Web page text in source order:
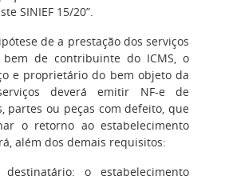
SINIEF 15/20”.
de a prestação dos serviços
de contribuinte do ICMS, o
e proprietário do bem objeto da
deverá emitir NF-e de
partes ou peças com defeito, que
o retorno ao estabelecimento
além dos demais requisitos:
o estabelecimento